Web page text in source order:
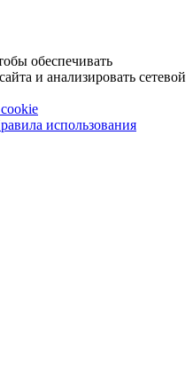
обеспечивать
и анализировать сетевой
использования